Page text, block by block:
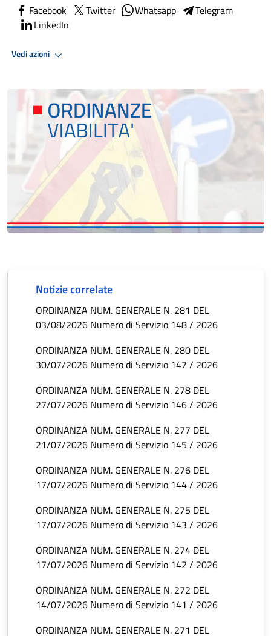
Facebook Twitter Whatsapp
Telegram
LinkedIn
Vedi azioni
Notizie correlate
ORDINANZA NUM. GENERALE N. 281 DEL
03/08/2026 Numero di Servizio 148 / 2026
ORDINANZA NUM. GENERALE N. 280 DEL
30/07/2026 Numero di Servizio 147 / 2026
ORDINANZA NUM. GENERALE N. 278 DEL
27/07/2026 Numero di Servizio 146 / 2026
ORDINANZA NUM. GENERALE N. 277 DEL
21/07/2026 Numero di Servizio 145 / 2026
ORDINANZA NUM. GENERALE N. 276 DEL
17/07/2026 Numero di Servizio 144 / 2026
ORDINANZA NUM. GENERALE N. 275 DEL
17/07/2026 Numero di Servizio 143 / 2026
ORDINANZA NUM. GENERALE N. 274 DEL
17/07/2026 Numero di Servizio 142 / 2026
ORDINANZA NUM. GENERALE N. 272 DEL
14/07/2026 Numero di Servizio 141 / 2026
ORDINANZA NUM. GENERALE N. 271 DEL